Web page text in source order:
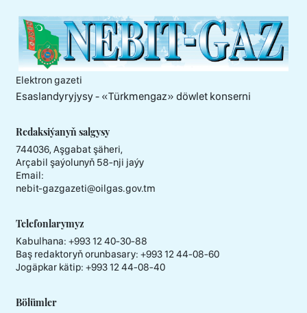
Elektron gazeti
Esaslandyryjysy - «Тürkmengaz» döwlet konserni
Redaksiýanyň salgysy
744036, Aşgabat şäheri,
Arçabil şaýolunyň 58-nji jaýy
Email:
nebit-gazgazeti@oilgas.gov.tm
Telefonlarymyz
Kabulhana: +993 12 40-30-88
Baş redaktoryň orunbasary: +993 12 44-08-60
Jogäpkar kätip: +993 12 44-08-40
Bölümler